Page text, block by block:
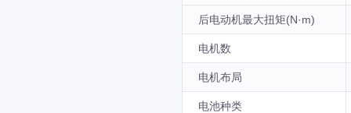
后电动机最大扭矩(N·m)
电机数
电机布局
电池种类